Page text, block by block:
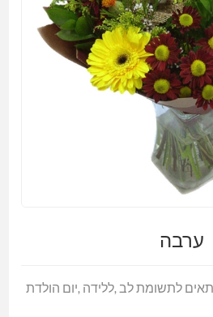
ערבה
לתשומת לב ,ללידה ,יום הולדת